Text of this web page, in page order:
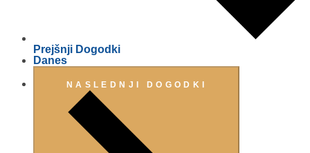
Prejšnji Dogodki
Danes
NASLEDNJI DOGODKI